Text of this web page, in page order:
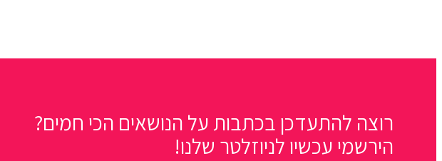
רוצה להתעדכן בכתבות על הנושאים הכי חמים?
הירשמי עכשיו לניוזלטר שלנו!